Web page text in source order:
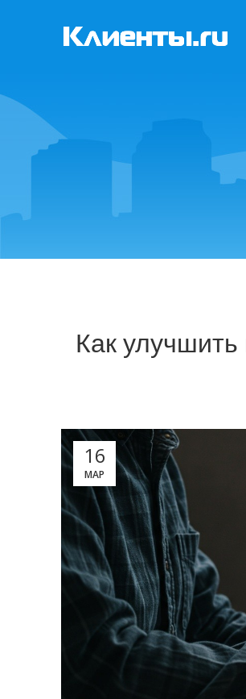
Как
16
МАР